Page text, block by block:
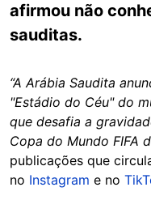
afirmou não
sauditas.
“A Arábia Saudita
"Estádio do Céu" do
que desafia a
Copa do Mundo FIFA
publicações que
no Instagram e no